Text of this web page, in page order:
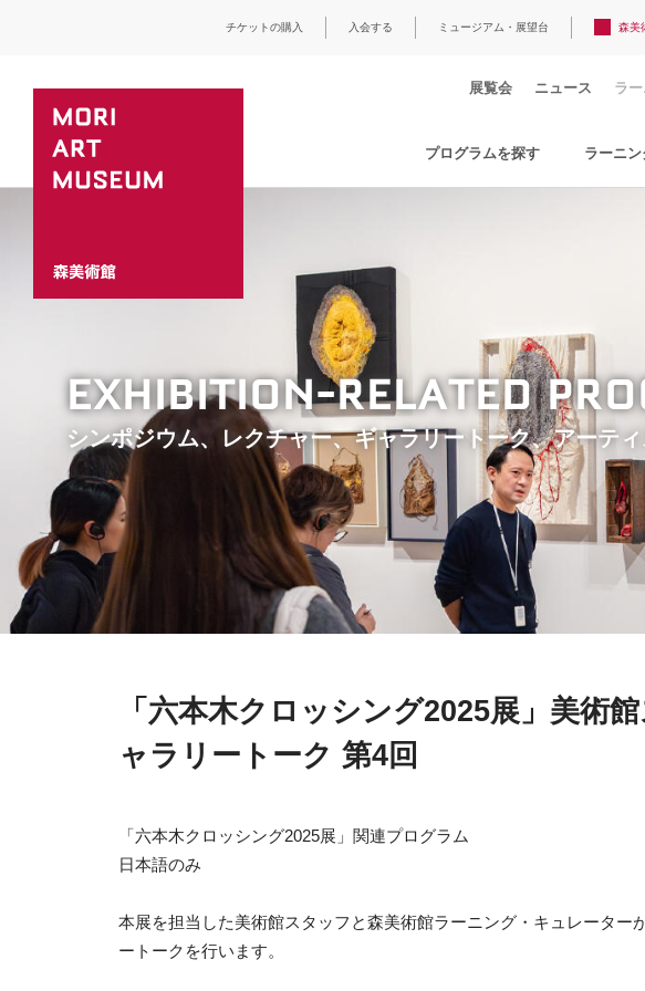
チケットの購入 入会する ミュージアム・展望台 森美
展覧会 ニュース ラ
EXHIBITION-RELATED
シンポジウム、レクチャー、ギャラリートーク、アーテ
プログラムを探す ラーニ
「六本木クロッシング2025展」美術
ャラリートーク 第4回
「六本木クロッシング2025展」関連プログラム
日本語のみ
本展を担当した美術館スタッフと森美術館ラーニング・キュレーター
ートークを行います。